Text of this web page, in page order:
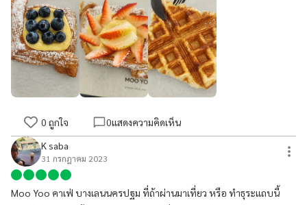
0 ถูกใจ 0แสดงความคิดเห็น
K saba
31 กรกฎาคม 2023
Moo Yoo คาเฟ่ บางเลนนครปฐม ที่ถ้าผ่านมาเที่ยว หรือ ทำธุระแถบนี้